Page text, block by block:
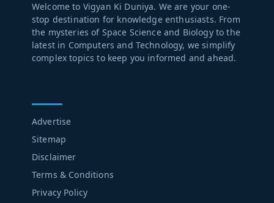
Welcome to Vigyan Ki Duniya. We are your one-
stop destination for knowledge enthusiasts. From
the mysteries of Space Science and Biology to the
latest in Computers and Technology, we simplify
complex topics to keep you informed and ahead.
Advertise
Sitemap
Disclaimer
Terms & Conditions
Privacy Policy